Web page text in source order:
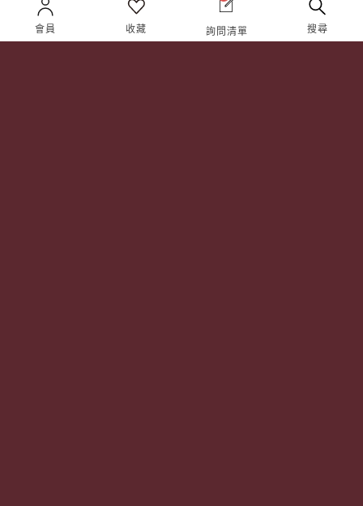
成為合作夥伴 ＆ 大宗採
隱私權條款
服務條款
會員 收藏 詢問清單 搜尋